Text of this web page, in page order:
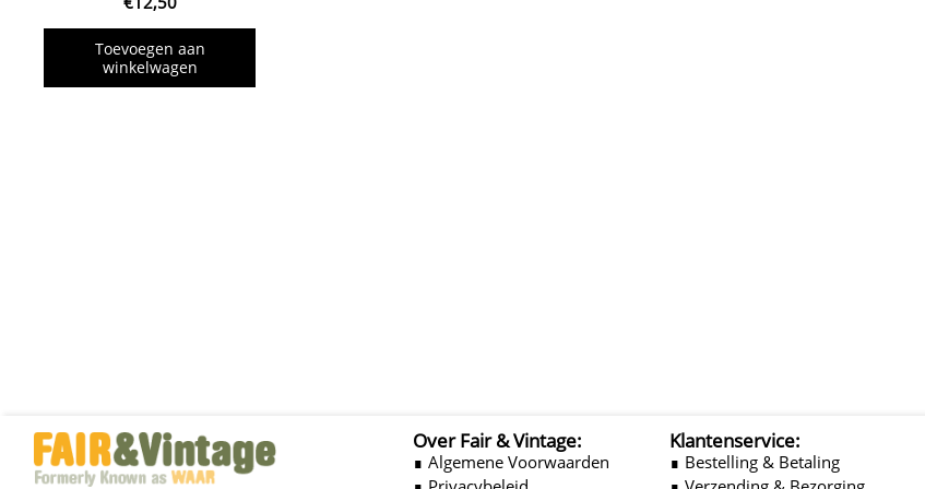
Toevoegen aan
winkelwagen
Over Fair & Vintage:
∎ Algemene Voorwaarden
Klantenservice:
∎ Bestelling & Betaling